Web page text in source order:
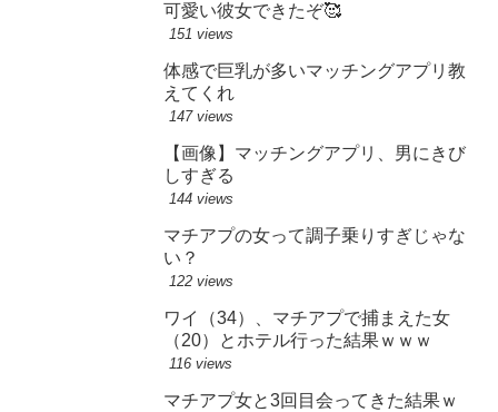
可愛い彼女できたぞ🥰
151 views
体感で巨乳が多いマッチングアプリ教
えてくれ
147 views
【画像】マッチングアプリ、男にきび
しすぎる
144 views
マチアプの女って調子乗りすぎじゃな
い？
122 views
ワイ（34）、マチアプで捕まえた女
（20）とホテル行った結果ｗｗｗ
116 views
マチアプ女と3回目会ってきた結果ｗ